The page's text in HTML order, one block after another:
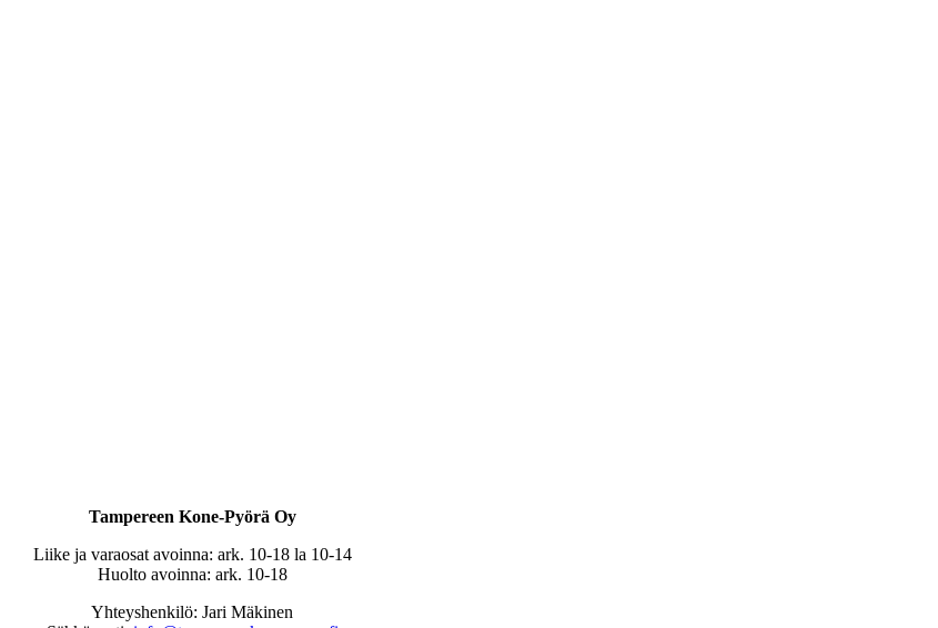
Tampereen Kone-Pyörä Oy
Liike ja varaosat avoinna: ark. 10-18 la 10-14
Huolto avoinna: ark. 10-18
Yhteyshenkilö: Jari Mäkinen